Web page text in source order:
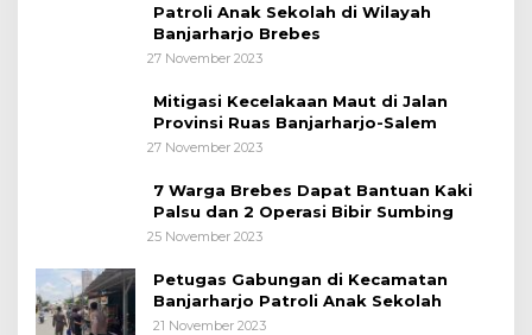
Patroli Anak Sekolah di Wilayah
Banjarharjo Brebes
27 November 2023
Mitigasi Kecelakaan Maut di Jalan
Provinsi Ruas Banjarharjo-Salem
27 November 2023
7 Warga Brebes Dapat Bantuan Kaki
Palsu dan 2 Operasi Bibir Sumbing
25 November 2023
Petugas Gabungan di Kecamatan
Banjarharjo Patroli Anak Sekolah
21 November 2023